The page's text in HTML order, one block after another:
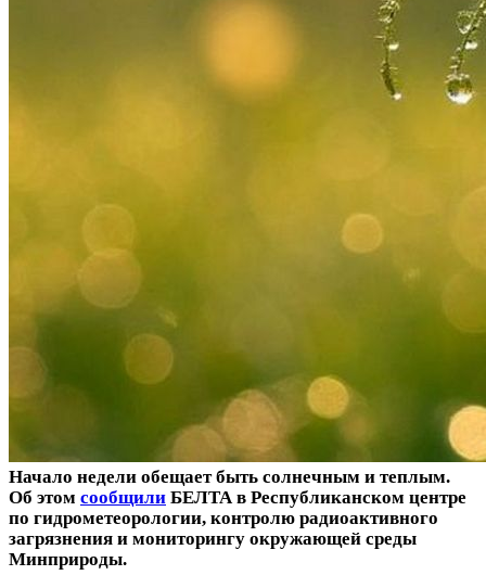
Начало недели обещает быть солнечным и теплым.
Об этом сообщили БЕЛТА в Республиканском центре
по гидрометеорологии, контролю радиоактивного
загрязнения и мониторингу окружающей среды
Минприроды.